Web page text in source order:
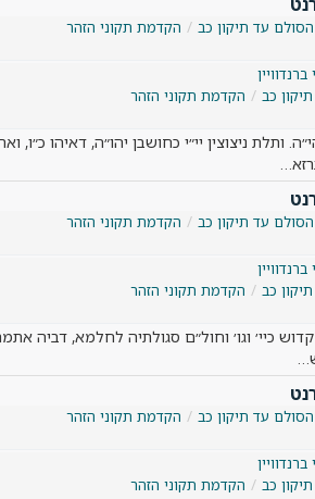
עד תיקון כב
הקדמת תקוני הזהר
כב
הקדמת תקוני הזהר
ותלת ניצוצין יי״י כחושבן יהו״ה, דאיהו כ״ו,
עד תיקון כב
הקדמת תקוני הזהר
כב
הקדמת תקוני הזהר
כיי׳ וגו׳ וחול״ם סגולתיה לחלמא, דביה
עד תיקון כב
הקדמת תקוני הזהר
כב
הקדמת תקוני הזהר